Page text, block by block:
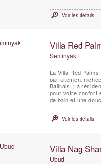
Voir les détails
Villa Red
Seminyak
La Villa Red
parfaitement
Balinais. La
pour votre confort
de bain et une
Voir les détails
Villa Nag
Ubud